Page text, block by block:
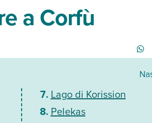
a Corfù
Lago di Korission
Pelekas